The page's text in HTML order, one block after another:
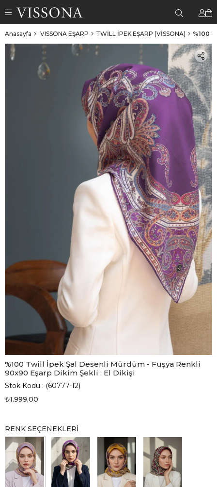
Anasayfa VISSONA EŞARP TWİLL İPEK EŞARP (VİSSONA)
%100 Twill İpek Şal Desenli Mürdüm - Fuşya Renkli
90x90 Eşarp Dikim Şekli : El Dikişi
Stok Kodu
(60777-12)
₺1.999,00
RENK SEÇENEKLERI